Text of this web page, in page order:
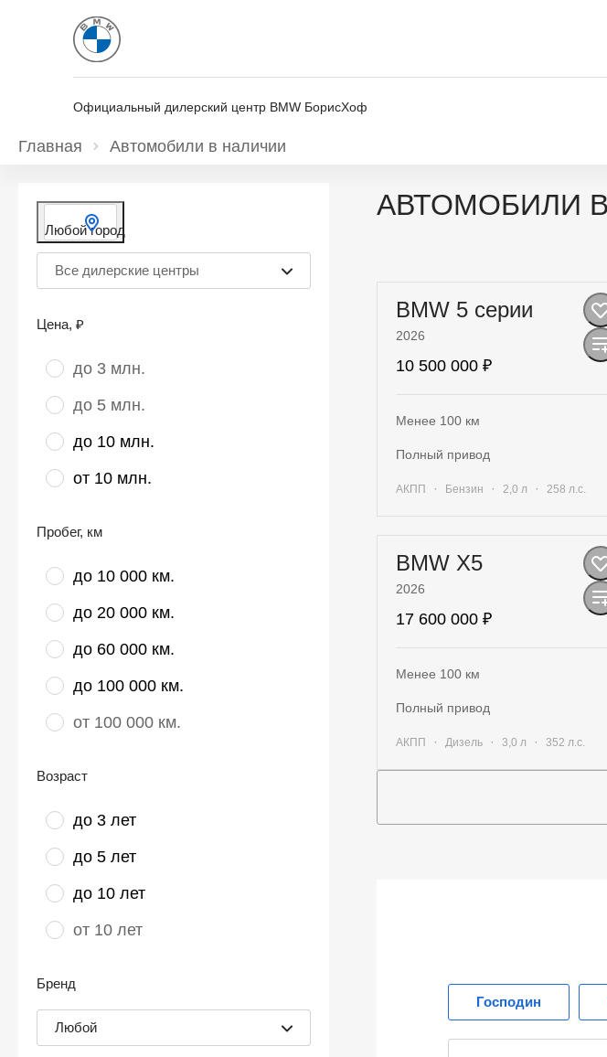
Официальный дилерский центр BMW БорисХоф
Главная Автомобили в наличии
Любой город
Все дилерские центры
Цена, ₽
до 3 млн.
до 5 млн.
до 10 млн.
от 10 млн.
Пробег, км
до 10 000 км.
до 20 000 км.
до 60 000 км.
до 100 000 км.
от 100 000 км.
Возраст
до 3 лет
до 5 лет
до 10 лет
от 10 лет
Бренд
Любой
BMW 5 серии
2026
10 500 000 ₽
Менее 100 км
полный привод
АКПП · Бензин · 2,0 л · 258 л.с.
BMW X5
2026
17 600 000 ₽
Менее 100 км
полный привод
АКПП · Дизель · 3,0 л · 352 л.с.
Господин